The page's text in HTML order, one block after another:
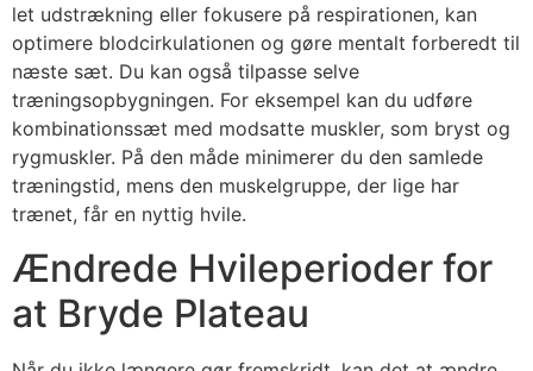
let udstrækning eller fokusere på respirationen, kan
optimere blodcirkulationen og gøre mentalt forberedt til
næste sæt. Du kan også tilpasse selve
træningsopbygningen. For eksempel kan du udføre
kombinationssæt med modsatte muskler, som bryst og
rygmuskler. På den måde minimerer du den samlede
træningstid, mens den muskelgruppe, der lige har
trænet, får en nyttig hvile.
Ændrede Hvileperioder for
at Bryde Plateau